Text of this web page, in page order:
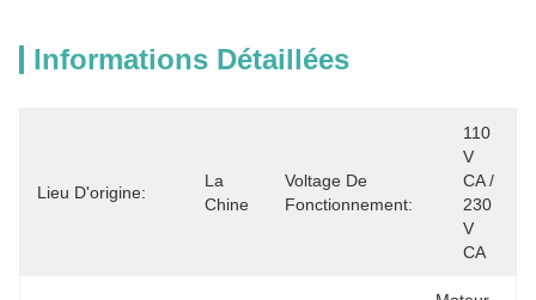
Informations Détaillées
Lieu D'origine:
La
Chine
Voltage De
Fonctionnement:
110
V
CA /
230
V
CA